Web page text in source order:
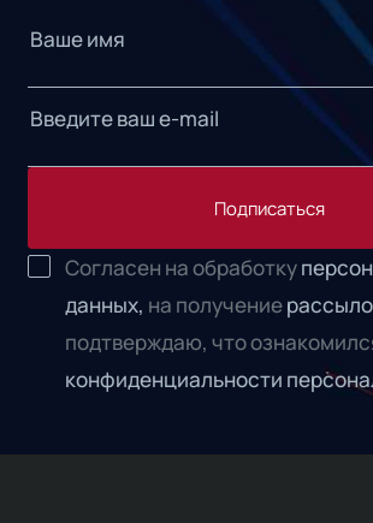
Подписаться
Согласен на обработку
данных, на получение
подтверждаю, что
конфиденциальности